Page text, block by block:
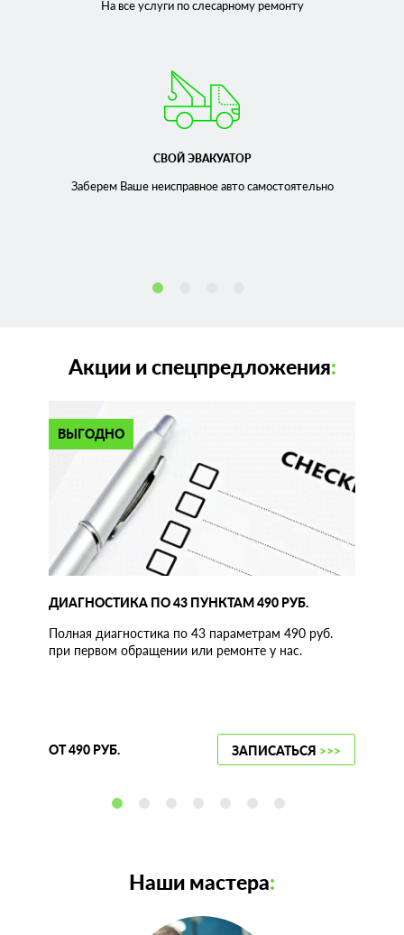
На все услуги по слесарномуремонту
СВОЙ ЭВАКУАТОР
Заберем Ваше неисправноеавто самостоятельно
Акции и спецпредложения:
ВЫГОДНО
ДИАГНОСТИКА ПО 43 ПУНКТАМ 490 РУБ.
Полная диагностика по 43 параметрам 490 руб.
при первом обращении или ремонте у нас.
ОТ 490 РУБ. ЗАПИСАТЬСЯ >>>
Наши мастера: